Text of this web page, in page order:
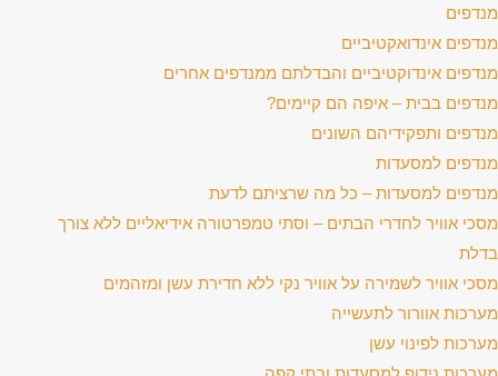
מנדפים
מנדפים אינדואקטיביים
מנדפים אינדוקטיביים והבדלתם ממנדפים אחרים
מנדפים בבית – איפה הם קיימים?
מנדפים ותפקידיהם השונים
מנדפים למסעדות
מנדפים למסעדות – כל מה שרציתם לדעת
מסכי אוויר לחדרי הבתים – וסתי טמפרטורה אידיאליים ללא צורך
בדלת
מסכי אוויר לשמירה על אוויר נקי ללא חדירת עשן ומזהמים
מערכות אוורור לתעשייה
מערכות לפינוי עשן